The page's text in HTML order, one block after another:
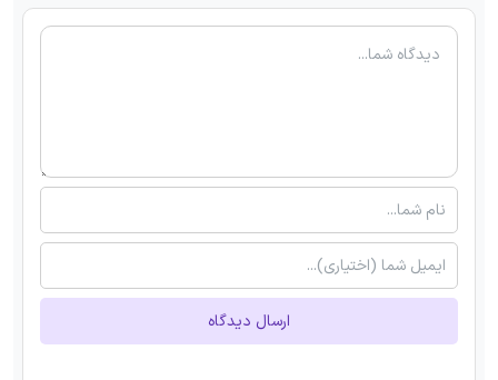
ارسال دیدگاه